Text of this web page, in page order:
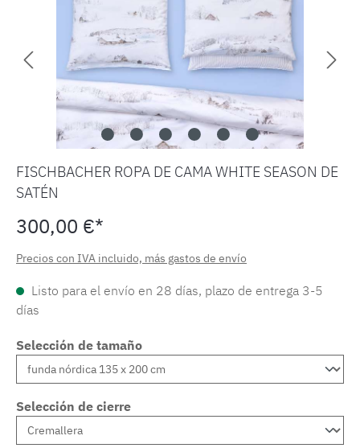
FISCHBACHER ROPA DE CAMA WHITE SEASON DE
SATÉN
300,00 €*
Precios con IVA incluido, más gastos de envío
Listo para el envío en 28 días, plazo de entrega 3-5
días
Selección de tamaño
Selección de cierre